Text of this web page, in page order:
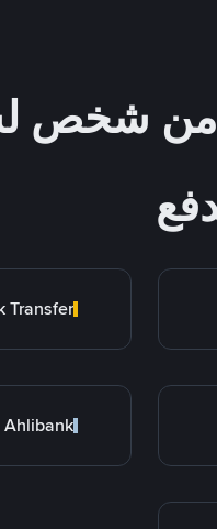
من
Transfer
Ahlibank